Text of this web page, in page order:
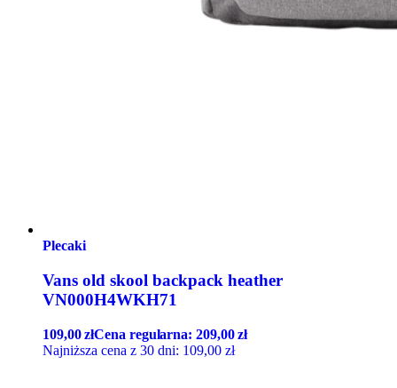
Plecaki
Vans old skool backpack heather
VN000H4WKH71
109,00złCena regularna:209,00zł
Najniższa cena z 30 dni: 109,00 zł